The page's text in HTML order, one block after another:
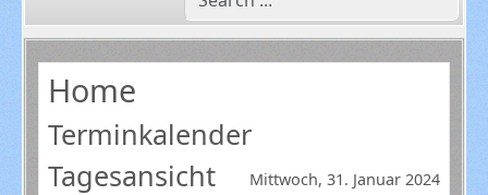
Home
Terminkalender
Tagesansicht
Mittwoch, 31. Januar 2024